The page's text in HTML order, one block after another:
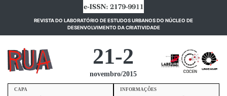
REVISTA DO LABORATÓRIO DE ESTUDOS URBANOS DO NÚCLEO DE
DESENVOLVIMENTO DA CRIATIVIDADE(current)
21-2
novembro/2015
CAPA
INFORMAÇÕES